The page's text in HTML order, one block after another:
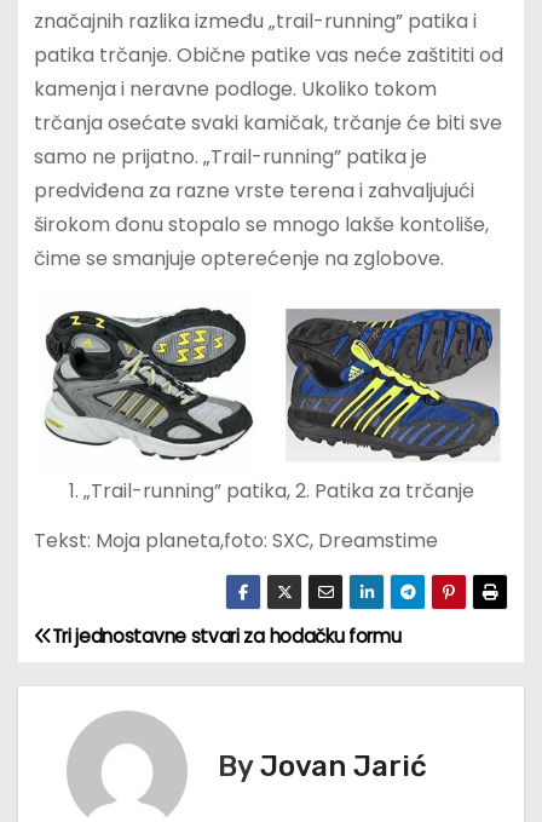
značajnih razlika između „trail-running” patika i
patika trčanje. Obične patike vas neće zaštititi od
kamenja i neravne podloge. Ukoliko tokom
trčanja osećate svaki kamičak, trčanje će biti sve
samo ne prijatno. „Trail-running” patika je
predviđena za razne vrste terena i zahvaljujući
širokom đonu stopalo se mnogo lakše kontoliše,
čime se smanjuje opterećenje na zglobove.
1. „Trail-running” patika, 2. Patika za trčanje
Tekst: Moja planeta,foto: SXC, Dreamstime
К
р
Tri jednostavne stvari za hodačku formu
ByJovan Jarić